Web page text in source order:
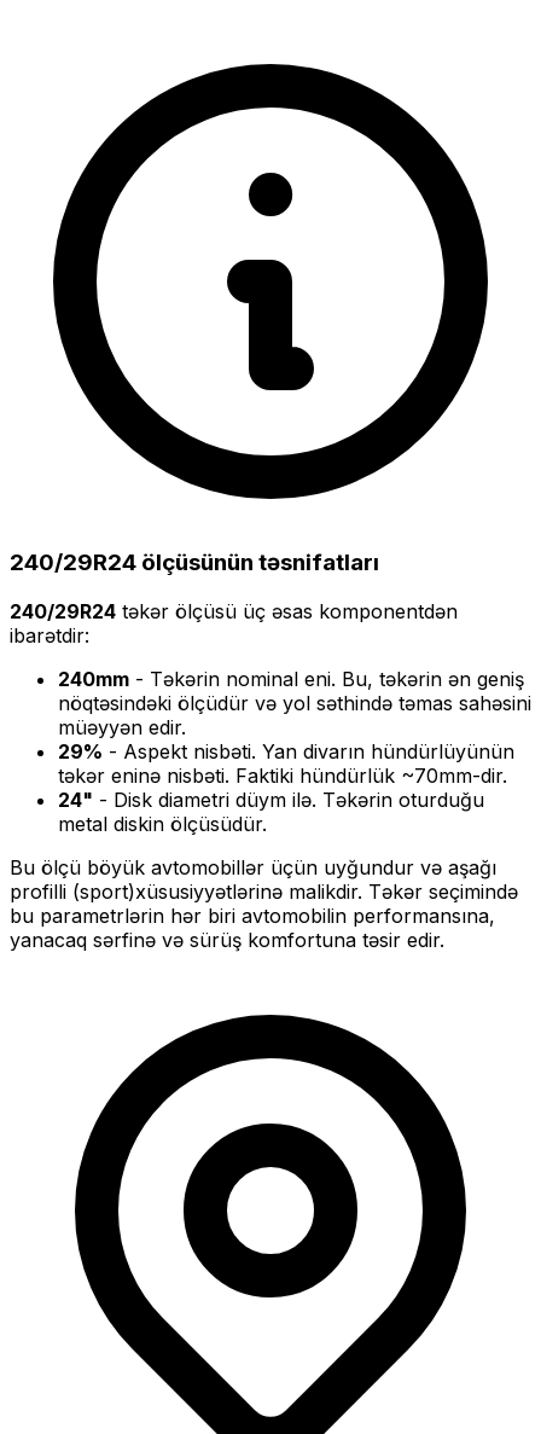
240/29R24 ölçüsünün təsnifatları
240/29R24 təkər ölçüsü üç əsas komponentdən
ibarətdir:
240mm - Təkərin nominal eni. Bu, təkərin ən geniş
nöqtəsindəki ölçüdür və yol səthində təmas sahəsini
müəyyən edir.
29% - Aspekt nisbəti. Yan divarın hündürlüyünün
təkər eninə nisbəti. Faktiki hündürlük ~70mm-dir.
24" - Disk diametri düym ilə. Təkərin oturduğu
metal diskin ölçüsüdür.
Bu ölçü böyük avtomobillər üçün uyğundur və aşağı
profilli (sport)xüsusiyyətlərinə malikdir. Təkər seçimində
bu parametrlərin hər biri avtomobilin performansına,
yanacaq sərfinə və sürüş komfortuna təsir edir.